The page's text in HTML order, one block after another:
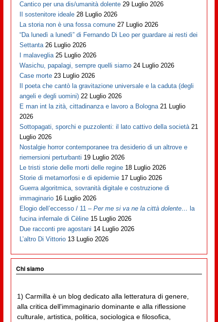
Cantico per una dis/umanità dolente 29 Luglio 2026
Il sostenitore ideale 28 Luglio 2026
La storia non è una fossa comune 27 Luglio 2026
“Da lunedì a lunedì” di Fernando Di Leo per guardare ai resti dei
Settanta 26 Luglio 2026
I malaveglia 25 Luglio 2026
Wasichu, papalagi, sempre quelli siamo 24 Luglio 2026
Case morte 23 Luglio 2026
Il poeta che cantò la gravitazione universale e la caduta (degli
angeli e degli uomini) 22 Luglio 2026
E man int la zità, cittadinanza e lavoro a Bologna 21 Luglio
2026
Sottopagati, sporchi e puzzolenti: il lato cattivo della società 21
Luglio 2026
Nostalgie horror contemporanee tra desiderio di un altrove e
riemersioni perturbanti 19 Luglio 2026
Le tristi storie delle morti delle regine 18 Luglio 2026
Storie di metamorfosi e di epidemie 17 Luglio 2026
Guerra algoritmica, sovranità digitale e costruzione di
immaginario 16 Luglio 2026
Elogio dell’eccesso / 11 –Per me si va ne la città dolente… la
fucina infernale di Cèline 15 Luglio 2026
Due racconti pre agostani 14 Luglio 2026
L’altro Di Vittorio 13 Luglio 2026
Chi siamo
1) Carmilla è un blog dedicato alla letteratura di genere,
alla critica dell'immaginario dominante e alla riflessione
culturale, artistica, politica, sociologica e filosofica,